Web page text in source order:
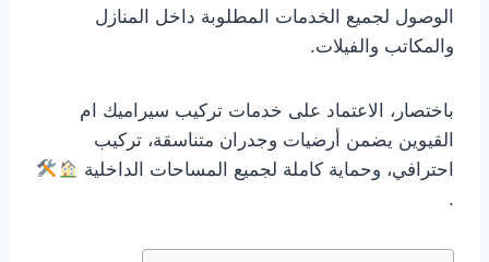
الوصول لجميع الخدمات المطلوبة داخل المنازل
والمكاتب والفيلات.
باختصار، الاعتماد على خدمات تركيب سيراميك ام
القيوين يضمن أرضيات وجدران متناسقة، تركيب
احترافي، وحماية كاملة لجميع المساحات الداخلية
.